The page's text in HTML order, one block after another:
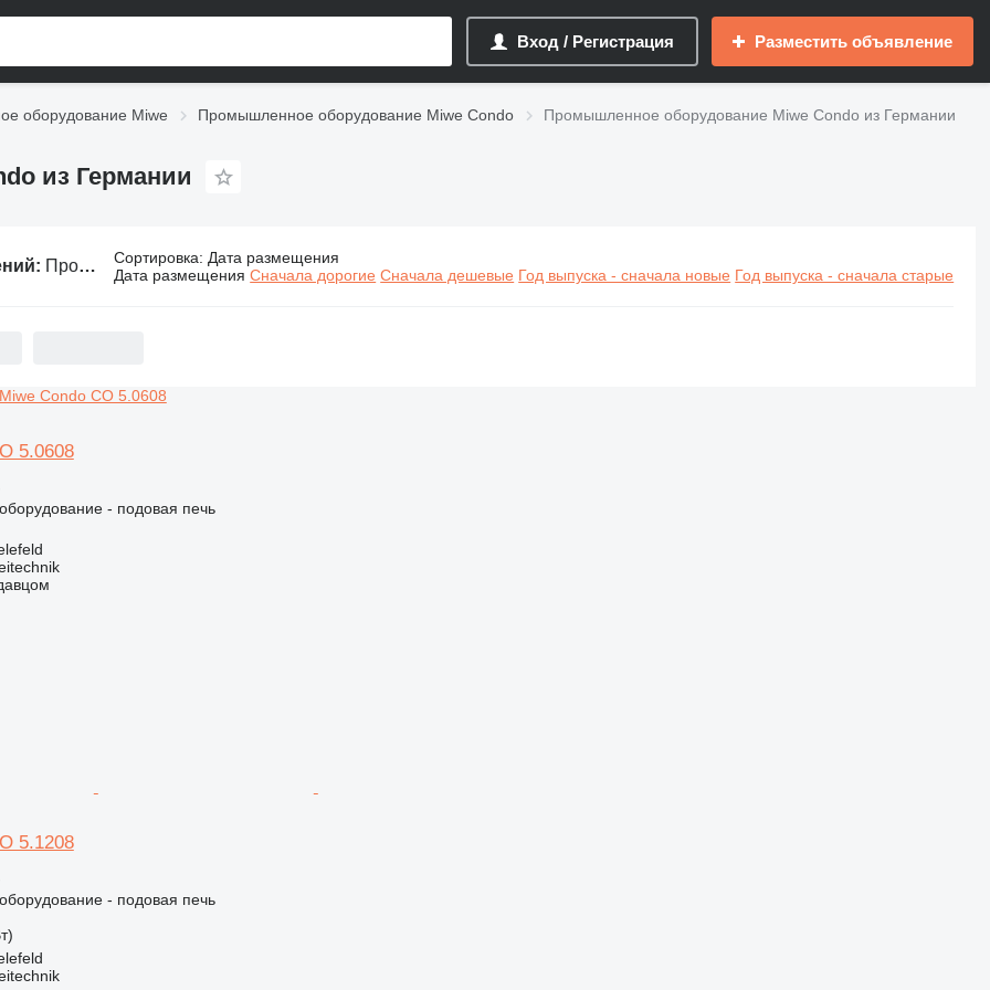
Вход / Регистрация Разместить объявление
оборудование Miwe Промышленное оборудование Miwe Condo Промышленное оборудование Miwe Condo из Германии
из Германии
Промышленное оборудование Miwe Condo из Германии Сортировка: Дата размещения
Дата размещения Сначала дорогие Сначала дешевые Год выпуска - сначала новые Год выпуска - сначала старые
5.0608
- подовая печь
5.1208
- подовая печь